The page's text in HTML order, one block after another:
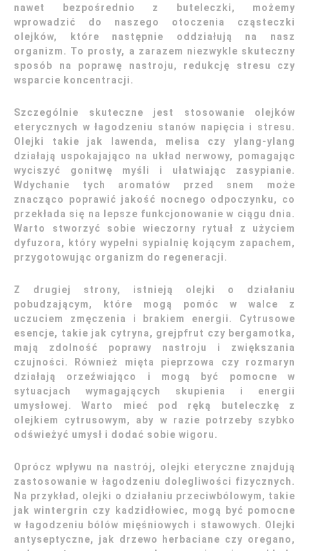
nawet bezpośrednio z buteleczki, możemy
wprowadzić do naszego otoczenia cząsteczki
olejków, które następnie oddziałują na nasz
organizm. To prosty, a zarazem niezwykle skuteczny
sposób na poprawę nastroju, redukcję stresu czy
wsparcie koncentracji.
Szczególnie skuteczne jest stosowanie olejków
eterycznych w łagodzeniu stanów napięcia i stresu.
Olejki takie jak lawenda, melisa czy ylang-ylang
działają uspokajająco na układ nerwowy, pomagając
wyciszyć gonitwę myśli i ułatwiając zasypianie.
Wdychanie tych aromatów przed snem może
znacząco poprawić jakość nocnego odpoczynku, co
przekłada się na lepsze funkcjonowanie w ciągu dnia.
Warto stworzyć sobie wieczorny rytuał z użyciem
dyfuzora, który wypełni sypialnię kojącym zapachem,
przygotowując organizm do regeneracji.
Z drugiej strony, istnieją olejki o działaniu
pobudzającym, które mogą pomóc w walce z
uczuciem zmęczenia i brakiem energii. Cytrusowe
esencje, takie jak cytryna, grejpfrut czy bergamotka,
mają zdolność poprawy nastroju i zwiększania
czujności. Również mięta pieprzowa czy rozmaryn
działają orzeźwiająco i mogą być pomocne w
sytuacjach wymagających skupienia i energii
umysłowej. Warto mieć pod ręką buteleczkę z
olejkiem cytrusowym, aby w razie potrzeby szybko
odświeżyć umysł i dodać sobie wigoru.
Oprócz wpływu na nastrój, olejki eteryczne znajdują
zastosowanie w łagodzeniu dolegliwości fizycznych.
Na przykład, olejki o działaniu przeciwbólowym, takie
jak wintergrin czy kadzidłowiec, mogą być pomocne
w łagodzeniu bólów mięśniowych i stawowych. Olejki
antyseptyczne, jak drzewo herbaciane czy oregano,